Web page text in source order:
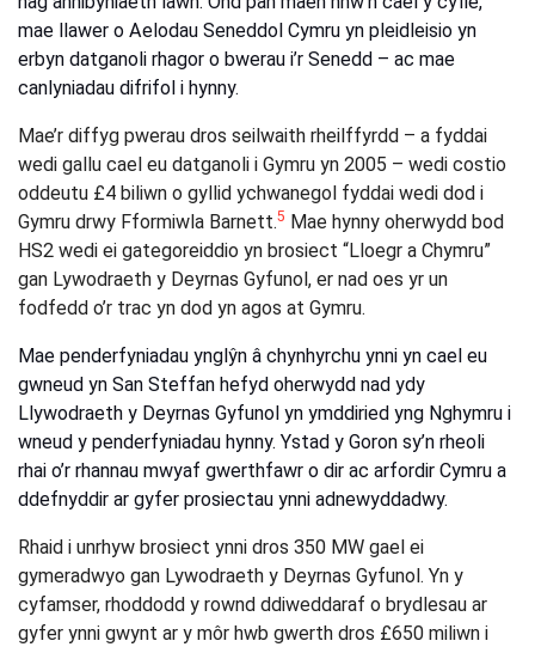
mae llawer o Aelodau Seneddol Cymru yn pleidleisio yn
erbyn datganoli rhagor o bwerau i’r Senedd – ac mae
canlyniadau difrifol i hynny.
Mae’r diffyg pwerau dros seilwaith rheilffyrdd – a fyddai
wedi gallu cael eu datganoli i Gymru yn 2005 – wedi costio
oddeutu £4 biliwn o gyllid ychwanegol fyddai wedi dod i
Gymru drwy Fformiwla Barnett.5 Mae hynny oherwydd bod
HS2 wedi ei gategoreiddio yn brosiect “Lloegr a Chymru”
gan Lywodraeth y Deyrnas Gyfunol , er nad oes yr un
fodfedd o’r trac yn dod yn agos at Gymru.
Mae penderfyniadau ynglŷn â chynhyrchu ynni yn cael eu
gwneud yn San Steffan hefyd oherwydd nad ydy
Llywodraeth y Deyrnas Gyfunol yn ymddiried yng Nghymru i
wneud y penderfyniadau hynny. Ystad y Goron sy’n rheoli
rhai o’r rhannau mwyaf gwerthfawr o dir ac arfordir Cymru a
ddefnyddir ar gyfer prosiectau ynni adnewyddadwy.
Rhaid i unrhyw brosiect ynni dros 350 MW gael ei
gymeradwyo gan Lywodraeth y Deyrnas Gyfunol . Yn y
cyfamser, rhoddodd y rownd ddiweddaraf o brydlesau ar
gyfer ynni gwynt ar y môr hwb gwerth dros £650 miliwn i